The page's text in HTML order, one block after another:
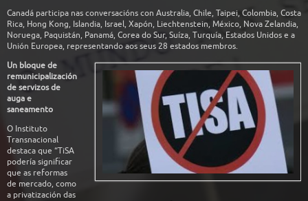
Canadá participa nas conversacións con Australia, Chile, Taipei, Colombia, Costa
Rica, Hong Kong, Islandia, Israel, Xapón, Liechtenstein, México, Nova Zelandia,
Noruega, Paquistán, Panamá, Corea do Sur, Suíza, Turquía, Estados Unidos e a
Unión Europea, representando aos seus 28 estados membros.
Un bloque de
remunicipalización
de servizos de
auga e
saneamento
O Instituto
Transnacional
destaca que “TiSA
podería significar
que as reformas
de mercado, como
a privatización das